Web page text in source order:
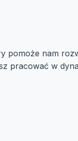
pomoże nam
pracować w